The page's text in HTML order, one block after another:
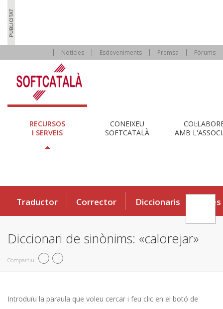
Notícies Esdeveniments Premsa Fòrums
RECURSOS
I SERVEIS
CONEIXEU
SOFTCATALÀ
AMB
Traductor Corrector Diccionaris Eines
Diccionari de sinònims: «calorejar»
Compartiu
Introduïu la paraula que voleu cercar i feu clic en el botó de